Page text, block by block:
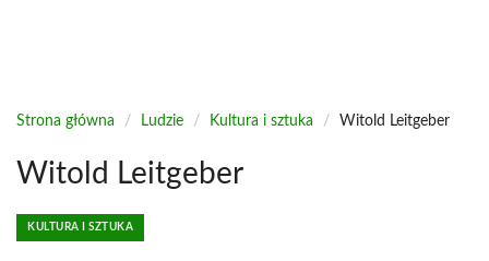
Strona główna / Ludzie / Kultura i sztuka / Witold Leitgeber
Witold Leitgeber
KULTURA I SZTUKA